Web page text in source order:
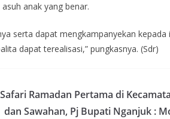
anak yang benar.
serta dapat mengkampanyekan kepada
dapat terealisasi,” pungkasnya. (Sdr)
Safari Ramadan Pertama di
dan Sawahan, Pj Bupati Nganjuk :